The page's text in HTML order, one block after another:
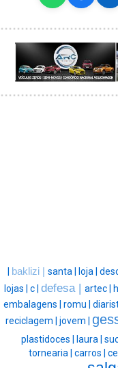
baklizi | santa | loja |
lojas | c | defesa | artec |
embalagens | romu |
reciclagem | jovem |
plastidoces |
laura |
tornearia | carros |